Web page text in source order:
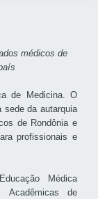
médicos de
de Medicina. O
sede da autarquia
de Rondônia e
profissionais e
Médica
Acadêmicas de